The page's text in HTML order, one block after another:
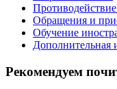
Обращения и
Обучение
Дополнительная
Рекомендуем